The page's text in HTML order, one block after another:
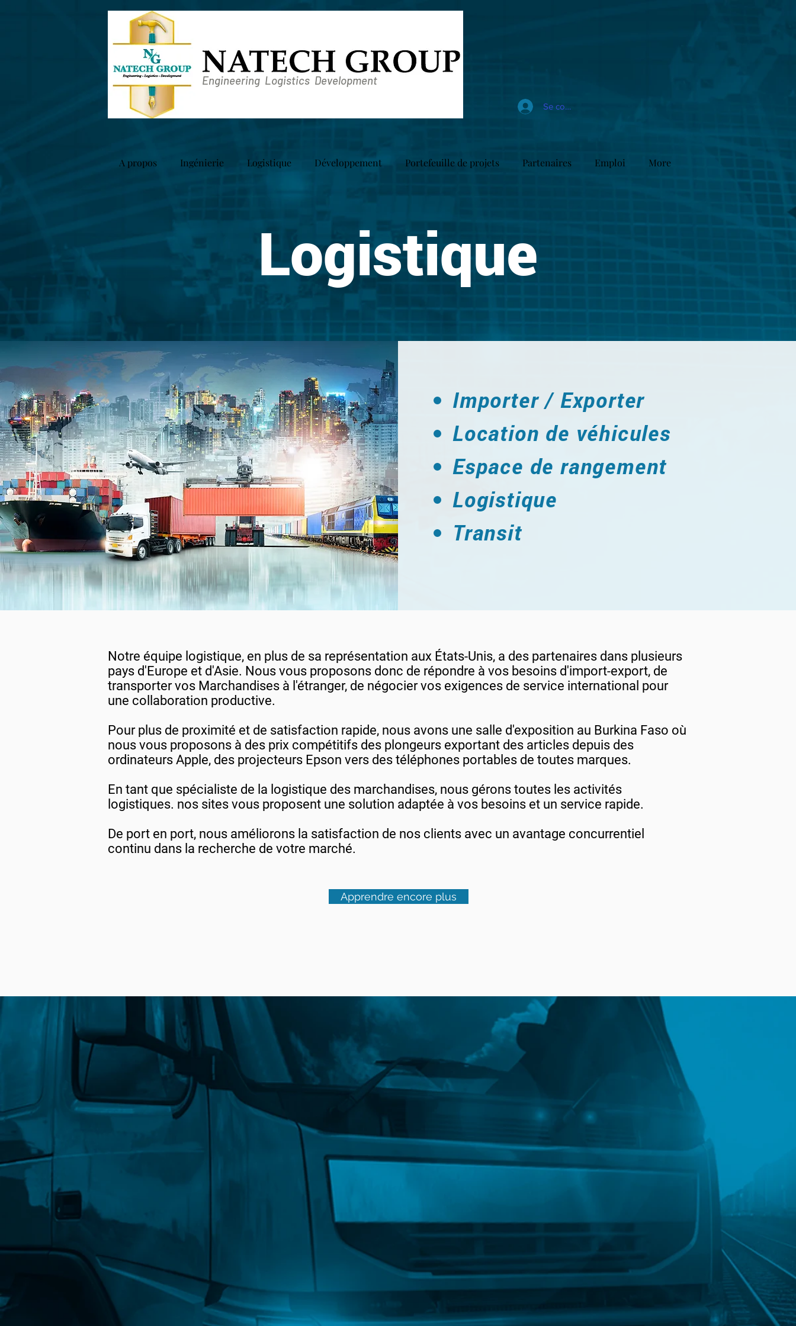
Engineering Logistics Development
Se connecter
A propos Ingénierie Logistique Développement Portefeuille de projets Partenaires Emploi More
Logistique
Importer / Exporter
Location de véhicules
Espace de rangement
Logistique
Transit
Notre équipe logistique, en plus de sa représentation aux États-Unis, a des partenaires dans plusieurs
pays d'Europe et d'Asie. Nous vous proposons donc de répondre à vos besoins d'import-export, de
transporter vos Marchandises à l'étranger, de négocier vos exigences de service international pour
une collaboration productive.
Pour plus de proximité et de satisfaction rapide, nous avons une salle d'exposition au Burkina Faso où
nous vous proposons à des prix compétitifs des plongeurs exportant des articles depuis des
ordinateurs Apple, des projecteurs Epson vers des téléphones portables de toutes marques.
En tant que spécialiste de la logistique des marchandises, nous gérons toutes les activités
logistiques. nos sites vous proposent une solution adaptée à vos besoins et un service rapide.
De port en port, nous améliorons la satisfaction de nos clients avec un avantage concurrentiel
continu dans la recherche de votre marché.
Apprendre encore plus